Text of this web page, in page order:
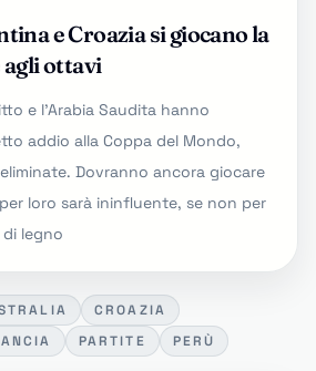
e Croazia si giocano la
ottavi
e l'Arabia Saudita hanno
addio alla Coppa del Mondo,
Dovranno ancora giocare
loro sarà ininfluente, se non per
legno
CROAZIA
PARTITE PERÙ